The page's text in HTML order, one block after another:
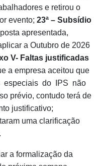
e retirou o
evento; 23ª – Subsídio
apresentada,
a Outubro de 2026
V- Faltas justificadas
a empresa aceitou que
especiais do IPS não
prévio, contudo terá de
justificativo;
uma clarificação
a formalização da